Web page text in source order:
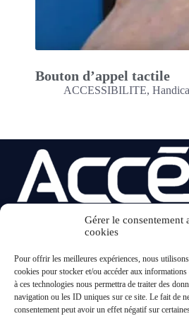
Gérer le consentement
cookies
Pour offrir les meilleures expériences, nous
cookies pour stocker et/ou accéder aux
à ces technologies nous permettra de traiter des
navigation ou les ID uniques sur ce site. Le fait de
consentement peut avoir un effet négatif sur
Bouton d’appel tactile
ACCESSIBILITE,
Accueil
À
Catalogue
Nos